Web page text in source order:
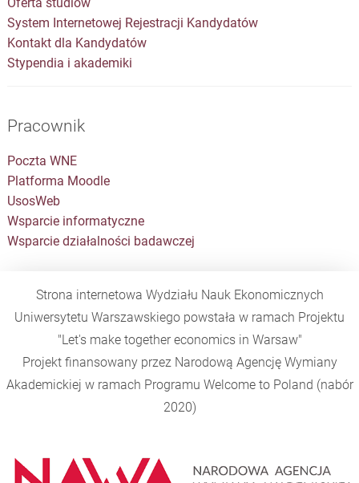
System Internetowej Rejestracji Kandydatów
Kontakt dla Kandydatów
Stypendia i akademiki
Pracownik
Poczta WNE
Platforma Moodle
UsosWeb
Wsparcie informatyczne
Wsparcie działalności badawczej
Strona internetowa Wydziału Nauk Ekonomicznych
Uniwersytetu Warszawskiego powstała w ramach Projektu
"Let's make together economics in Warsaw"
Projekt finansowany przez Narodową Agencję Wymiany
Akademickiej w ramach Programu Welcome to Poland (nabór
2020)